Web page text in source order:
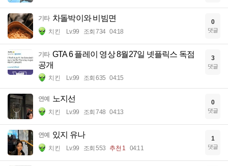
기타 차돌박이와 비빔면
치킨 Lv.99 조회 734 04:18
0
댓글
기타 GTA 6 플레이 영상 8월27일 넷플릭스 독점
공개
치킨 Lv.99 조회 635 04:15
3
댓글
연예 노지선
치킨 Lv.99 조회 748 04:13
0
댓글
연예 있지 유나
치킨 Lv.99 조회 553 추천 1 04:11
1
댓글